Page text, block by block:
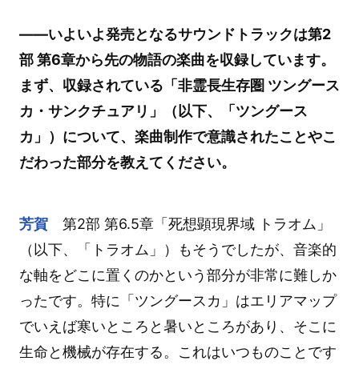
――いよいよ発売となるサウンドトラックは第2
部 第6章から先の物語の楽曲を収録しています。
まず、収録されている「非霊長生存圏 ツングース
カ・サンクチュアリ」（以下、「ツングース
カ」）について、楽曲制作で意識されたことやこ
だわった部分を教えてください。
芳賀第2部 第6.5章「死想顕現界域 トラオム」
（以下、「トラオム」）もそうでしたが、音楽的
な軸をどこに置くのかという部分が非常に難しか
ったです。特に「ツングースカ」はエリアマップ
でいえば寒いところと暑いところがあり、そこに
生命と機械が存在する。これはいつものことです